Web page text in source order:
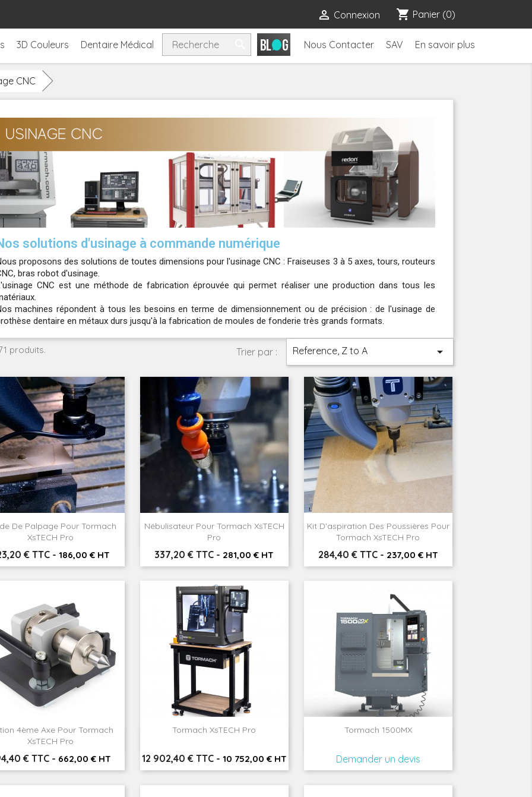
 Connexion shopping_cart Panier (0)
3D Couleurs Dentaire Médical Nous Contacter SAV En savoir plus
CNC
solutions d'usinage à commande numérique
proposons des solutions de toutes dimensions pour l'usinage CNC : Fraiseuses 3 à 5 axes, tours, routeurs
bras robot d'usinage.
CNC est une méthode de fabrication éprouvée qui permet réaliser une production dans tous les
machines répondent à tous les besoins en terme de dimensionnement ou de précision : de l'usinage de
dentaire en métaux durs jusqu'à la fabrication de moules de fonderie très grands formats.
produits. Trier par : Reference, Z to A 
De Palpage Pour Tormach
XsTECH Pro
€ TTC - 186,00 € HT
Aperçu rapide
Nébulisateur Pour Tormach XsTECH
Pro
Prix
337,20 € TTC - 281,00 € HT
Aperçu rapide
Kit D'aspiration Des Poussières Pour
Tormach XsTECH Pro
Prix
284,40 € TTC - 237,00 € HT
Aperçu rapide
4ème Axe Pour Tormach
XsTECH Pro
€ TTC - 662,00 € HT
Aperçu rapide
Tormach XsTECH Pro
Prix
12 902,40 € TTC - 10 752,00 € HT
Tormach 1500MX
Demander un devis